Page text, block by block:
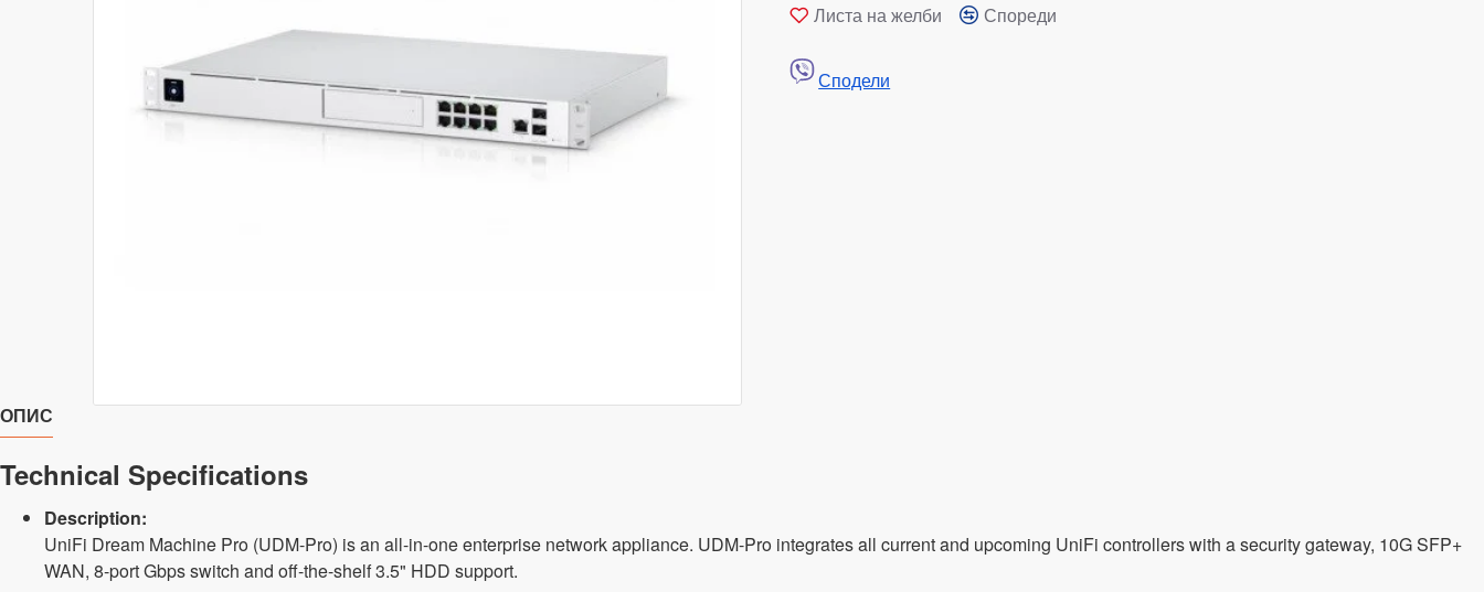
Листа на желби Спореди
Сподели
ОПИС
Technical Specifications
Description:
UniFi Dream Machine Pro (UDM-Pro) is an all-in-one enterprise network appliance. UDM-Pro integrates all current and upcoming UniFi controllers with a security gateway, 10G SFP+
WAN, 8-port Gbps switch and off-the-shelf 3.5" HDD support.